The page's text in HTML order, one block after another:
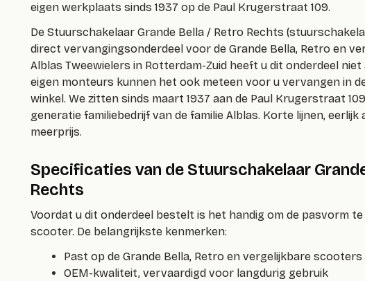
eigen werkplaats sinds 1937 op de Paul Krugerstraat 109.
De Stuurschakelaar Grande Bella / Retro Rechts (
direct vervangingsonderdeel voor de Grande Bella, Retro en
Alblas Tweewielers in Rotterdam-Zuid heeft u dit onderdeel
eigen monteurs kunnen het ook meteen voor u vervangen in
winkel. We zitten sinds maart 1937 aan de Paul Krugerstraat
generatie familiebedrijf van de familie Alblas. Korte lijnen, eerlijk
meerprijs.
Specificaties van de Stuurschakelaar
Rechts
Voordat u dit onderdeel bestelt is het handig om de pasvorm
scooter. De belangrijkste kenmerken:
Past op de Grande Bella, Retro en vergelijkbare scooters
OEM-kwaliteit, vervaardigd voor langdurig gebruik